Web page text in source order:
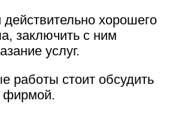
действительно хорошего
заключить с ним
услуг.
работы стоит обсудить
фирмой.